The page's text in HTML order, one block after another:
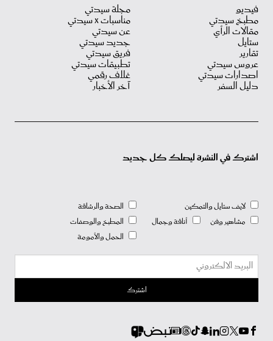
فيديو
مطبخ سيدتي
مقالات الرأي
ستايل
تقارير
عروس سيدتي
اصدارات سيدتي
دليل السفر
مجلة سيدتي
مناسبات X سيدتي
عن سيدتي
جديد سيدتي
فريق سيدتي
تطبيقات سيدتي
غلاف رقمي
آخر الأخبار
اشترك في النشرة ليصلك كل جديد
لايف ستايل والتمكين
مشاهير وفن
أناقة وجمال
الصحة والرشاقة
المطبخ والوصفات
الحمل والأمومة